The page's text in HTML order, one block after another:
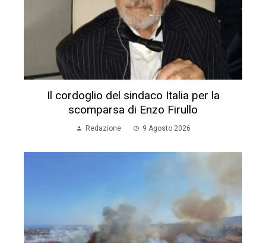
Il cordoglio del sindaco Italia per la
scomparsa di Enzo Firullo
Redazione 9 Agosto 2026